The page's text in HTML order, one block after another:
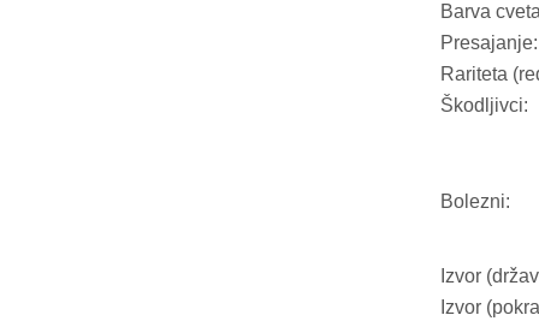
Barva
Presajanje:
Rariteta
Škodljivci:
Bolezni:
Izvor
Izvor